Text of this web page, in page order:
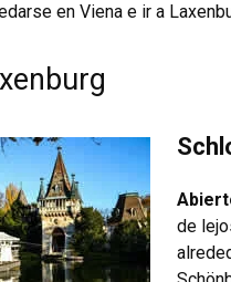
en Viena e ir a
de